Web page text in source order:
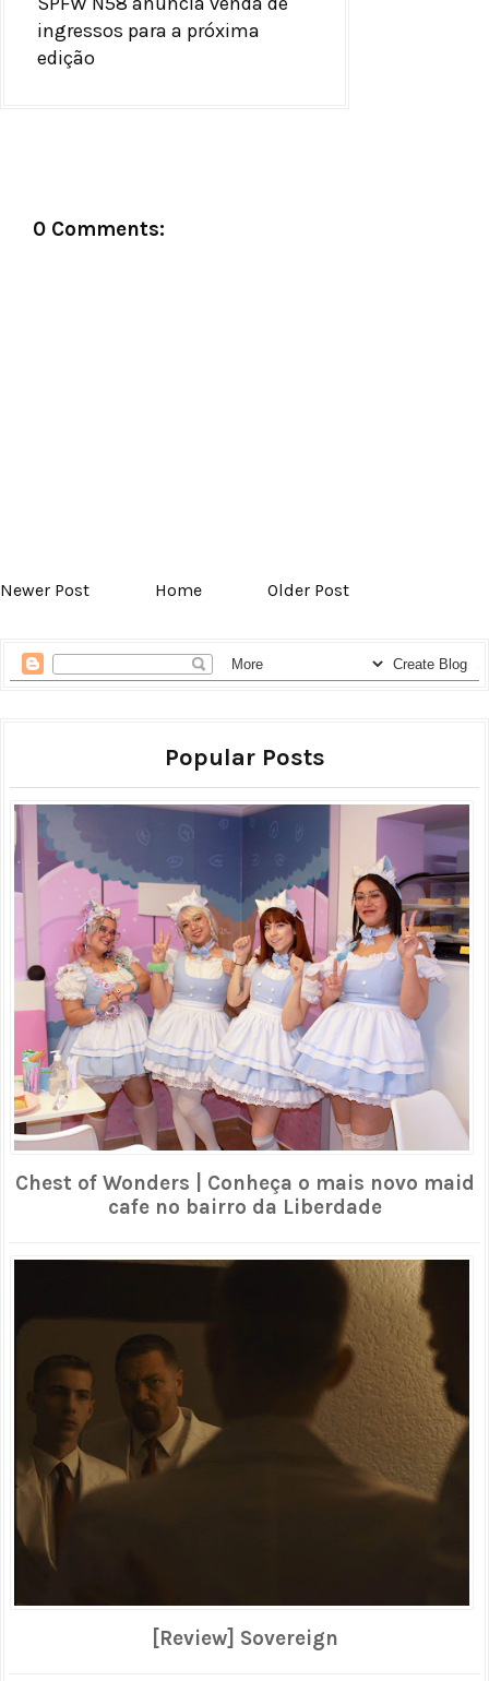
ingressos para a próxima
edição
0 Comments:
Newer Post Home Older Post
Popular Posts
Chest of Wonders | Conheça o mais novo maid
cafe no bairro da Liberdade
[Review] Sovereign